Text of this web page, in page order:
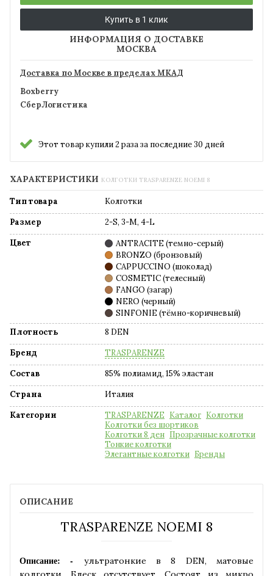
Купить в 1 клик
ИНФОРМАЦИЯ О ДОСТАВКЕ
МОСКВА
Доставка по Москве в пределах МКАД
Boxberry
СберЛогистика
Этот товар купили 2 раза за последние 30 дней
ХАРАКТЕРИСТИКИ КОЛГОТКИ TRASPARENZE NOEMI 8
Тип товара
Колготки
Размер
2-S, 3-M, 4-L
Цвет
ANTRACITE (темно-серый)
BRONZO (бронзовый)
CAPPUCCINO (шоколад)
COSMETIC (телесный)
FANGO (загар)
NERO (черный)
SINFONIE (тёмно-коричневый)
Плотность
8 DEN
Бренд
TRASPARENZE
Состав
85% полиамид, 15% эластан
Страна
Италия
Категории
TRASPARENZE Каталог Колготки
Колготки без шортиков
Колготки 8 ден Прозрачные колготки
Тонкие колготки
Элегантные колготки Бренды
ОПИСАНИЕ
TRASPARENZE NOEMI 8
Описание: - ультратонкие в 8 DEN,матовые